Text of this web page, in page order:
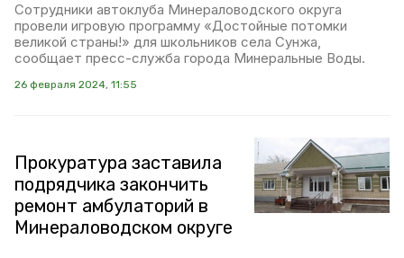
Сотрудники автоклуба Минераловодского округа
провели игровую программу «Достойные потомки
великой страны!» для школьников села Сунжа,
сообщает пресс-служба города Минеральные Воды.
26 февраля 2024, 11:55
Прокуратура заставила
подрядчика закончить
ремонт амбулаторий в
Минераловодском округе